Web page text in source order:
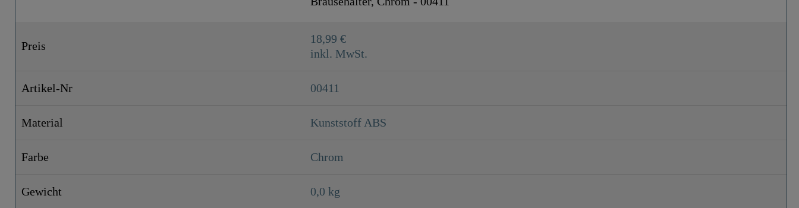
Länge
Preis
18,99 €
inkl. MwSt.
Artikel-Nr 00411
Material Kunststoff ABS
Farbe Chrom
Gewicht 0,0 kg